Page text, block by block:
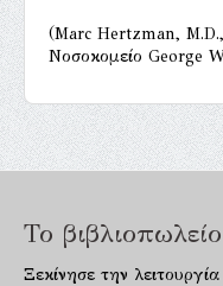
(Marc Hertzman, M.D.,
Νοσοκομείο George
Το
Ξεκίνησε την